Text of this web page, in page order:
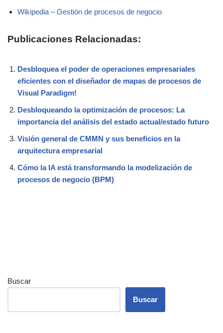
Wikipedia – Gestión de procesos de negocio
Publicaciones Relacionadas:
Desbloquea el poder de operaciones empresariales
eficientes con el diseñador de mapas de procesos de
Visual Paradigm!
Desbloqueando la optimización de procesos: La
importancia del análisis del estado actual/estado futuro
Visión general de CMMN y sus beneficios en la
arquitectura empresarial
Cómo la IA está transformando la modelización de
procesos de negocio (BPM)
Buscar
Buscar